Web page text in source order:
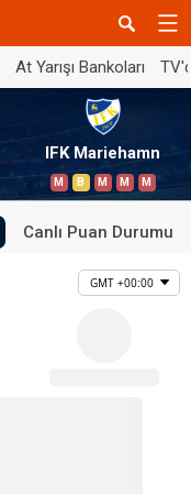
At Yarışı Bankoları
IFK Mariehamn
M B M M M
Canlı Puan Durumu
GMT +00:00